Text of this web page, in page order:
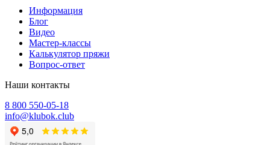
Информация
Блог
Видео
Мастер-классы
Калькулятор пряжи
Вопрос-ответ
Наши контакты
8 800 550-05-18
info@klubok.club